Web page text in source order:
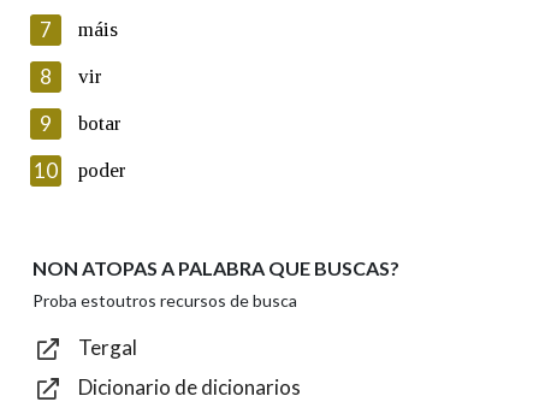
seu dereito de acceso, rectificación, oposición e cancelación dos
seus datos poñéndose en contacto connosco.
Lin e acepto as condicións da política de
Introduce o código que aparece na imaxe:
Texto de verificación
7 máis
8 vir
9 botar
10 poder
NON ATOPAS A PALABRA QUE BUSCAS?
Proba estoutros recursos de busca
Tergal
Dicionario de dicionarios